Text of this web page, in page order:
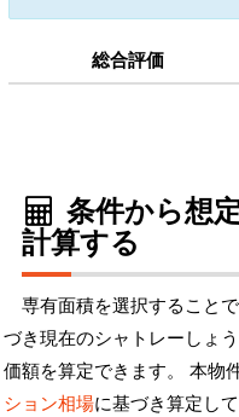
総合評価
条件から想
計算する
専有面積を選択すること
づき現在のシャトレーしょ
価額を算定できます。 本物
ション相場に基づき算定し